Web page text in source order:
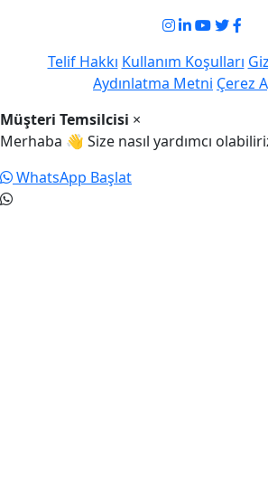
Telif Hakkı Kullanım Koşulları
Aydınlatma Metni Çerez
Müşteri Temsilcisi ×
Merhaba 👋 Size nasıl yardımcı
WhatsApp Başlat